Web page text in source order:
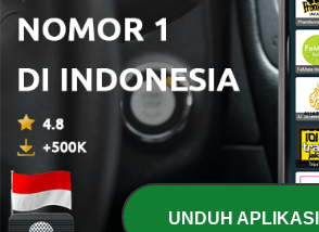
07'
UNDUH APLIKASI